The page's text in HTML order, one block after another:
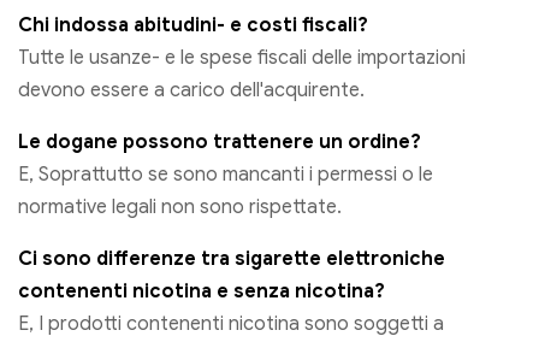
Chi indossa abitudini- e costi fiscali?
Tutte le usanze- e le spese fiscali delle importazioni
devono essere a carico dell'acquirente.
Le dogane possono trattenere un ordine?
E, Soprattutto se sono mancanti i permessi o le
normative legali non sono rispettate.
Ci sono differenze tra sigarette elettroniche
contenenti nicotina e senza nicotina?
E, I prodotti contenenti nicotina sono soggetti a